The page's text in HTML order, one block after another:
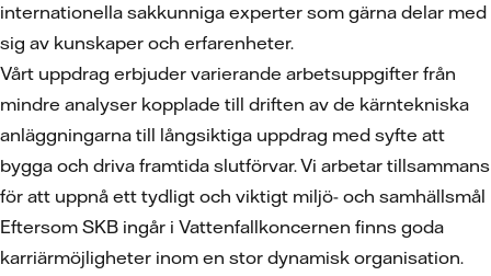
internationella sakkunniga experter som gärna delar med
sig av kunskaper och erfarenheter.
Vårt uppdrag erbjuder varierande arbetsuppgifter från
mindre analyser kopplade till driften av de kärntekniska
anläggningarna till långsiktiga uppdrag med syfte att
bygga och driva framtida slutförvar. Vi arbetar tillsammans
för att uppnå ett tydligt och viktigt miljö- och samhällsmål
Eftersom SKB ingår i Vattenfallkoncernen finns goda
karriärmöjligheter inom en stor dynamisk organisation.